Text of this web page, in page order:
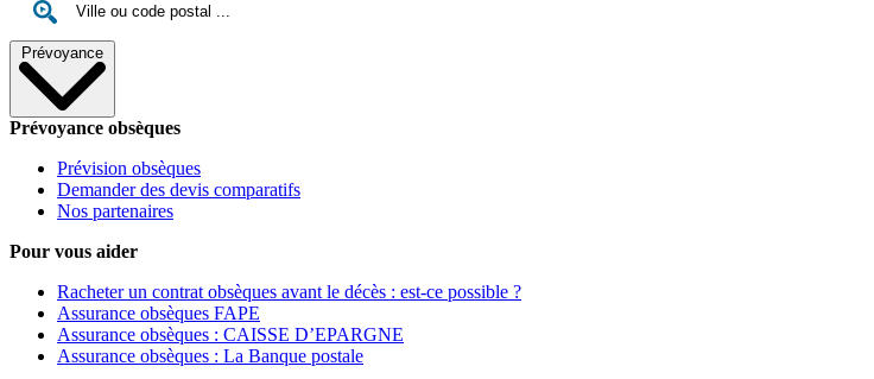
Prévoyance
Prévoyance obsèques
Prévision obsèques
Demander des devis comparatifs
Nos partenaires
Pour vous aider
Racheter un contrat obsèques avant le décès : est-ce possible ?
Assurance obsèques FAPE
Assurance obsèques : CAISSE D’EPARGNE
Assurance obsèques : La Banque postale